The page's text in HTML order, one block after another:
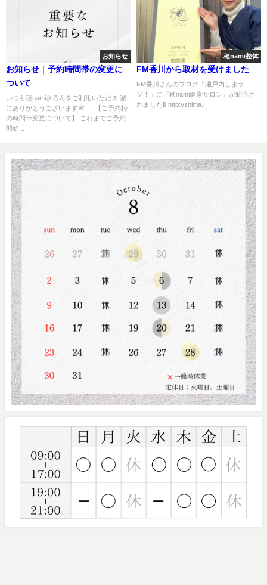
お知らせ
お知らせ｜予約時間帯の変更に
ついて
いつも穂namiさろんをご利用いただき 誠
にありがとうございます🌸 【ご予約枠
の時間帯変更について】 これまでご予約
開始...
穂nami整体
FM香川から取材を受けました
FM香川さんのブログ「瀬戸内しまラ
ジ！」に『穂nami健康サロン』が紹介さ
れました‼️ http://shima...